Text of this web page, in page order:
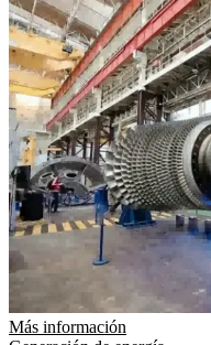
Más información